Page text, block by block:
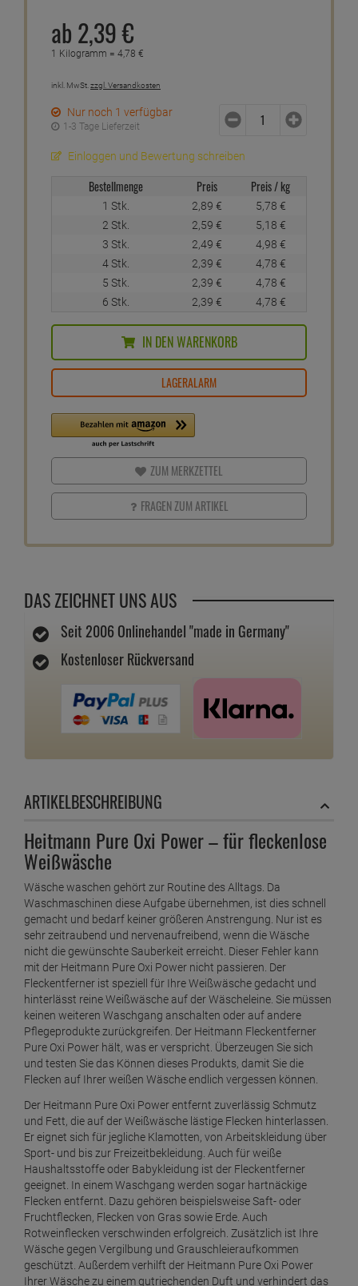
ab 2,39€
1 Kilogramm = 4,78 €
inkl. MwSt. zzgl. Versandkosten
Nur noch 1 verfügbar
1-3 Tage Lieferzeit
Einloggen und Bewertung schreiben
Bestellmenge Preis Preis / kg
1 Stk. 2, 89 € 5, 78 €
2 Stk.
2, 59 € 5, 18 €
3 Stk.
2, 49 € 4,98 €
4 Stk.
2, 39 € 4,78 €
5 Stk.
2, 39 € 4,78 €
6 Stk.
2, 39 € 4,78 €
IN DEN WARENKORB
LAGERALARM
ZUM MERKZETTEL
FRAGEN ZUM ARTIKEL
DAS ZEICHNET UNS AUS
Seit 2006 Onlinehandel "made in Germany"
Kostenloser Rückversand
ARTIKELBESCHREIBUNG
Heitmann Pure Oxi Power – für fleckenlose
Weißwäsche
Wäsche waschen gehört zur Routine des Alltags. Da
Waschmaschinen diese Aufgabe übernehmen, ist dies schnell
gemacht und bedarf keiner größeren Anstrengung. Nur ist es
sehr zeitraubend und nervenaufreibend, wenn die Wäsche
nicht die gewünschte Sauberkeit erreicht. Dieser Fehler kann
mit der Heitmann Pure Oxi Power nicht passieren. Der
Fleckentferner ist speziell für Ihre Weißwäsche gedacht und
hinterlässt reine Weißwäsche auf der Wäscheleine. Sie müssen
keinen weiteren Waschgang anschalten oder auf andere
Pflegeprodukte zurückgreifen. Der Heitmann Fleckentferner
Pure Oxi Power hält, was er verspricht. Überzeugen Sie sich
und testen Sie das Können dieses Produkts, damit Sie die
Flecken auf Ihrer weißen Wäsche endlich vergessen können.
Der Heitmann Pure Oxi Power entfernt zuverlässig Schmutz
und Fett, die auf der Weißwäsche lästige Flecken hinterlassen.
Er eignet sich für jegliche Klamotten, von Arbeitskleidung über
Sport- und bis zur Freizeitbekleidung. Auch für weiße
Haushaltsstoffe oder Babykleidung ist der Fleckentferner
geeignet. In einem Waschgang werden sogar hartnäckige
Flecken entfernt. Dazu gehören beispielsweise Saft- oder
Fruchtflecken, Flecken von Gras sowie Erde. Auch
Rotweinflecken verschwinden erfolgreich. Zusätzlich ist Ihre
Wäsche gegen Vergilbung und Grauschleieraufkommen
geschützt. Außerdem verhilft der Heitmann Pure Oxi Power
Ihrer Wäsche zu einem gutriechenden Duft und verhindert das